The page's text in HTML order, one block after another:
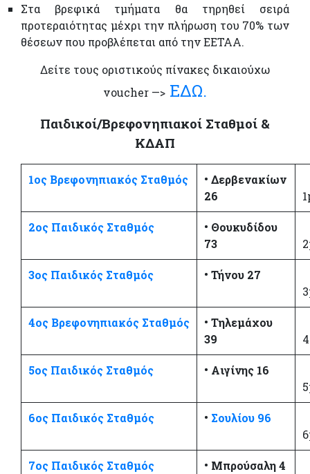
Στα βρεφικά τμήματα θα τηρηθεί σειρά
προτεραιότητας μέχρι την πλήρωση του 70% των
θέσεων που προβλέπεται από την ΕΕΤΑΑ.
Δείτε τους οριστικούς πίνακες δικαιούχω
voucher —> ΕΔΩ.
Παιδικοί/Βρεφονηπιακοί Σταθμοί &
ΚΔΑΠ
1ος Βρεφονηπιακός Σταθμός
• Δερβενακίων
26
2ος Παιδικός Σταθμός
• Θουκυδίδου
73
3ος Παιδικός Σταθμός • Τήνου 27
4ος Βρεφονηπιακός Σταθμός
• Τηλεμάχου
39
5ος Παιδικός Σταθμός • Αιγίνης 16
6ος Παιδικός Σταθμός • Σουλίου 96
7ος Παιδικός Σταθμός • Μπρούσαλη 4